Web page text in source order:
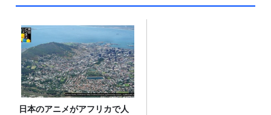
日本のアニメがアフリカで人